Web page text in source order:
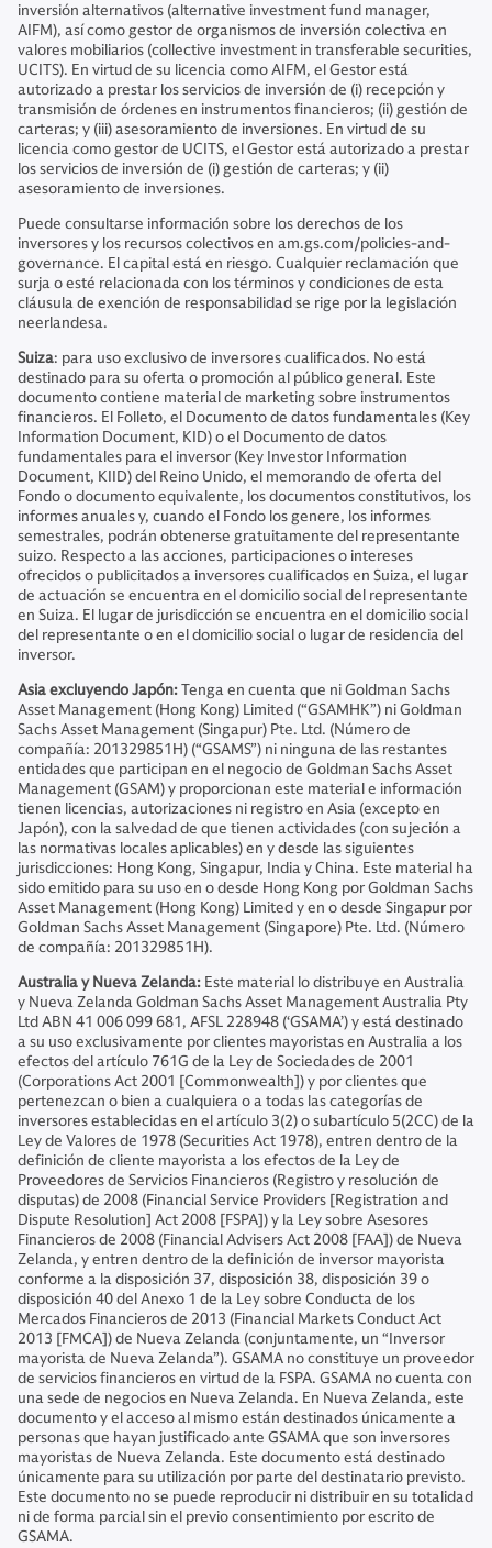
inversión alternativos (alternative investment fund manager,
AIFM), así como gestor de organismos de inversión colectiva en
valores mobiliarios (collective investment in transferable securities,
UCITS). En virtud de su licencia como AIFM, el Gestor está
autorizado a prestar los servicios de inversión de (i) recepción y
transmisión de órdenes en instrumentos financieros; (ii) gestión de
carteras; y (iii) asesoramiento de inversiones. En virtud de su
licencia como gestor de UCITS, el Gestor está autorizado a prestar
los servicios de inversión de (i) gestión de carteras; y (ii)
asesoramiento de inversiones.
Puede consultarse información sobre los derechos de los
inversores y los recursos colectivos en am.gs.com/policies-and-
governance. El capital está en riesgo. Cualquier reclamación que
surja o esté relacionada con los términos y condiciones de esta
cláusula de exención de responsabilidad se rige por la legislación
neerlandesa.
Suiza: para uso exclusivo de inversores cualificados. No está
destinado para su oferta o promoción al público general. Este
documento contiene material de marketing sobre instrumentos
financieros. El Folleto, el Documento de datos fundamentales (Key
Information Document, KID) o el Documento de datos
fundamentales para el inversor (Key Investor Information
Document, KIID) del Reino Unido, el memorando de oferta del
Fondo o documento equivalente, los documentos constitutivos, los
informes anuales y, cuando el Fondo los genere, los informes
semestrales, podrán obtenerse gratuitamente del representante
suizo. Respecto a las acciones, participaciones o intereses
ofrecidos o publicitados a inversores cualificados en Suiza, el lugar
de actuación se encuentra en el domicilio social del representante
en Suiza. El lugar de jurisdicción se encuentra en el domicilio social
del representante o en el domicilio social o lugar de residencia del
inversor.
Asia excluyendo Japón:Tenga en cuenta que ni Goldman Sachs
Asset Management (Hong Kong) Limited (“GSAMHK”) ni Goldman
Sachs Asset Management (Singapur) Pte. Ltd. (Número de
compañía: 201329851H) (“GSAMS”) ni ninguna de las restantes
entidades que participan en el negocio de Goldman Sachs Asset
Management (GSAM) y proporcionan este material e información
tienen licencias, autorizaciones ni registro en Asia (excepto en
Japón), con la salvedad de que tienen actividades (con sujeción a
las normativas locales aplicables) en y desde las siguientes
jurisdicciones: Hong Kong, Singapur, India y China. Este material ha
sido emitido para su uso en o desde Hong Kong por Goldman Sachs
Asset Management (Hong Kong) Limited y en o desde Singapur por
Goldman Sachs Asset Management (Singapore) Pte. Ltd. (Número
de compañía: 201329851H).
Australia y Nueva Zelanda: Este material lo distribuye en Australia
y Nueva Zelanda Goldman Sachs Asset Management Australia Pty
Ltd ABN 41 006 099 681, AFSL 228948 (‘GSAMA’) y está destinado
a su uso exclusivamente por clientes mayoristas en Australia a los
efectos del artículo 761G de la Ley de Sociedades de 2001
(Corporations Act 2001 [Commonwealth]) y por clientes que
pertenezcan o bien a cualquiera o a todas las categorías de
inversores establecidas en el artículo 3(2) o subartículo 5(2CC) de la
Ley de Valores de 1978 (Securities Act 1978), entren dentro de la
definición de cliente mayorista a los efectos de la Ley de
Proveedores de Servicios Financieros (Registro y resolución de
disputas) de 2008 (Financial Service Providers [Registration and
Dispute Resolution] Act 2008 [FSPA]) y la Ley sobre Asesores
Financieros de 2008 (Financial Advisers Act 2008 [FAA]) de Nueva
Zelanda, y entren dentro de la definición de inversor mayorista
conforme a la disposición 37, disposición 38, disposición 39 o
disposición 40 del Anexo 1 de la Ley sobre Conducta de los
Mercados Financieros de 2013 (Financial Markets Conduct Act
2013 [FMCA]) de Nueva Zelanda (conjuntamente, un “Inversor
mayorista de Nueva Zelanda”). GSAMA no constituye un proveedor
de servicios financieros en virtud de la FSPA. GSAMA no cuenta con
una sede de negocios en Nueva Zelanda. En Nueva Zelanda, este
documento y el acceso al mismo están destinados únicamente a
personas que hayan justificado ante GSAMA que son inversores
mayoristas de Nueva Zelanda. Este documento está destinado
únicamente para su utilización por parte del destinatario previsto.
Este documento no se puede reproducir ni distribuir en su totalidad
ni de forma parcial sin el previo consentimiento por escrito de
GSAMA.